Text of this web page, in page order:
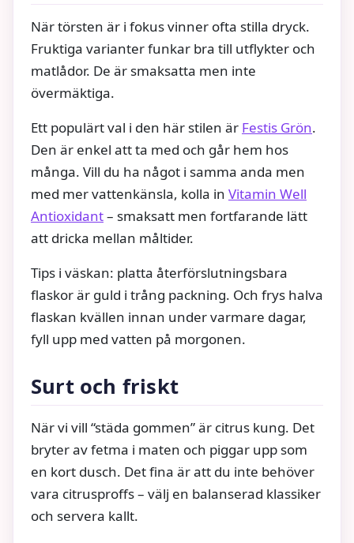
När törsten är i fokus vinner ofta stilla dryck.
Fruktiga varianter funkar bra till utflykter och
matlådor. De är smaksatta men inte
övermäktiga.
Ett populärt val i den här stilen är Festis Grön.
Den är enkel att ta med och går hem hos
många. Vill du ha något i samma anda men
med mer vattenkänsla, kolla in Vitamin Well
Antioxidant– smaksatt men fortfarande lätt
att dricka mellan måltider.
Tips i väskan: platta återförslutningsbara
flaskor är guld i trång packning. Och frys halva
flaskan kvällen innan under varmare dagar,
fyll upp med vatten på morgonen.
Surt och friskt
När vi vill “städa gommen” är citrus kung. Det
bryter av fetma i maten och piggar upp som
en kort dusch. Det fina är att du inte behöver
vara citrusproffs – välj en balanserad klassiker
och servera kallt.